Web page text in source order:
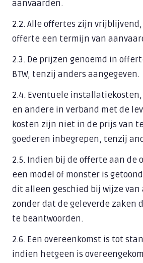
aanvaarden.
2.2. Alle offertes zijn
offerte een termijn van
2.3. De prijzen genoemd in
BTW, tenzij anders aangegeven.
2.4. Eventuele
en andere in verband met de
kosten zijn niet in de prijs van
goederen inbegrepen, tenzij
2.5. Indien bij de offerte aan de
een model of monster is
dit alleen geschied bij wijze
zonder dat de geleverde zaken
te beantwoorden.
2.6. Een overeenkomst is tot
indien hetgeen is